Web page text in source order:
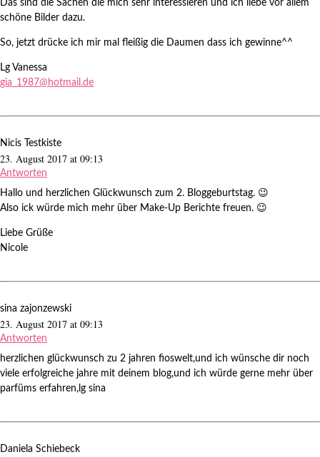
Das sind die Sachen die mich sehr interessieren und ich liebe vor allem
schöne Bilder dazu.
So, jetzt drücke ich mir mal fleißig die Daumen dass ich gewinne^^
Lg Vanessa
gia_1987@hotmail.de
Nicis Testkiste
23. August 2017 at 09:13
Antworten
Hallo und herzlichen Glückwunsch zum 2. Bloggeburtstag. 😉
Also ick würde mich mehr über Make-Up Berichte freuen. 😉
Liebe Grüße
Nicole
sina zajonzewski
23. August 2017 at 09:13
Antworten
herzlichen glückwunsch zu 2 jahren fioswelt,und ich wünsche dir noch
viele erfolgreiche jahre mit deinem blog,und ich würde gerne mehr über
parfüms erfahren,lg sina
Daniela Schiebeck